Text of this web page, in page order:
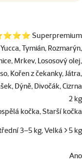
Superpremium
Tymián, Rozmarýn,
Mrkev, Lososový olej,
Kořen z čekanky, Játra,
Dýně, Divočák, Cizrna
2 kg
kočka, Starší kočka
3–5 kg, Velká > 5 kg
Ano